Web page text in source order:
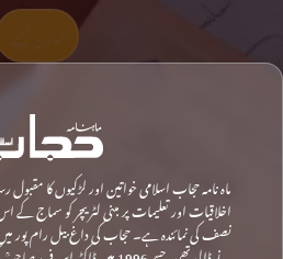
ماہ نامہ حجاب اسلامی خواتین اور لڑکیوں کا
اخلاقیات اور تعلیمات پر مبنی لٹریچر کو سماج